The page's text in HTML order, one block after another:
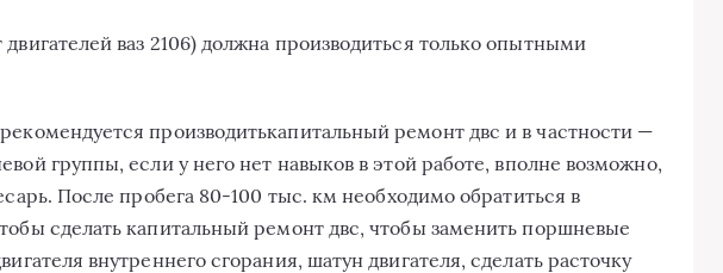
ваз 2106) должна производиться только опытными
производитькапитальный ремонт двс и в частности —
группы, если у него нет навыков в этой работе, вполне возможно,
После пробега 80-100 тыс. км необходимо обратиться в
сделать капитальный ремонт двс, чтобы заменить поршневые
внутреннего сгорания, шатун двигателя, сделать расточку